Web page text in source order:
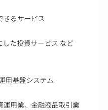
きるサービス
した投資サービス など
用基盤システム
用業、金融商品取引業